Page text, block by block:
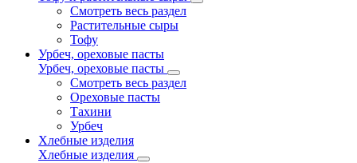
Смотреть весь раздел
Растительные сыры
Тофу
Урбеч, ореховые пасты
Урбеч, ореховые пасты
Смотреть весь раздел
Ореховые пасты
Тахини
Урбеч
Хлебные изделия
Хлебные изделия